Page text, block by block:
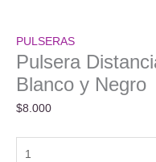
PULSERAS
Pulsera
Blanco y Negro
$8.000